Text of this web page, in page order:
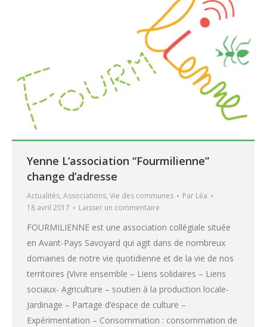
Yenne L’association “Fourmilienne”
change d’adresse
Actualités, Associations, Vie des communes Par Léa
18 avril 2017
Laisser un commentaire
FOURMILIENNE est une association collégiale située
en Avant-Pays Savoyard qui agit dans de nombreux
domaines de notre vie quotidienne et de la vie de nos
territoires (Vivre ensemble – Liens solidaires – Liens
sociaux- Agriculture – soutien à la production locale-
Jardinage – Partage d’espace de culture –
Expérimentation – Consommation : consommation de